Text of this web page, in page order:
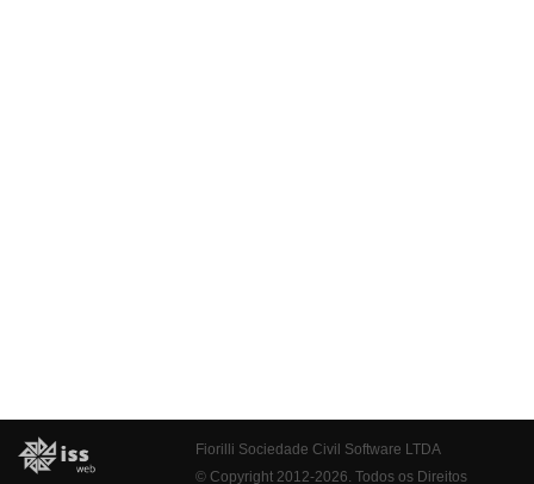
Fiorilli Sociedade Civil Software LTDA
© Copyright 2012-2026. Todos os Direitos